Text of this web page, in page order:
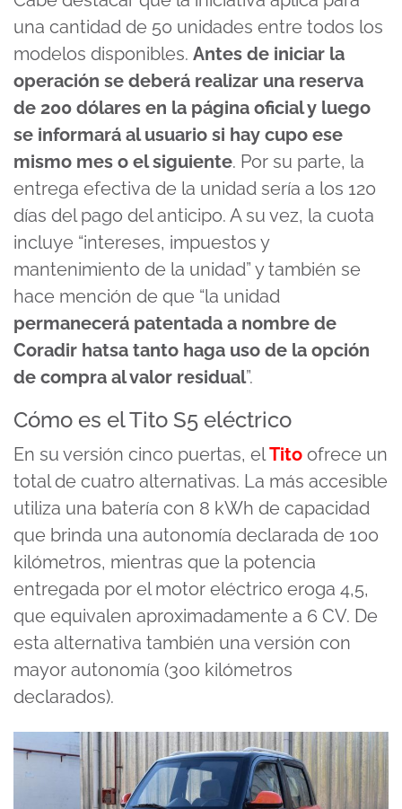
una cantidad de 50 unidades entre todos los
modelos disponibles. Antes de iniciar la
operación se deberá realizar una reserva
de 200 dólares en la página oficial y luego
se informará al usuario si hay cupo ese
mismo mes o el siguiente. Por su parte, la
entrega efectiva de la unidad sería a los 120
días del pago del anticipo. A su vez, la cuota
incluye “intereses, impuestos y
mantenimiento de la unidad” y también se
hace mención de que “la unidad
permanecerá patentada a nombre de
Coradir hatsa tanto haga uso de la opción
de compra al valor residual”.
Cómo es el Tito S5 eléctrico
En su versión cinco puertas, elTito ofrece un
total de cuatro alternativas. La más accesible
utiliza una batería con 8 kWh de capacidad
que brinda una autonomía declarada de 100
kilómetros, mientras que la potencia
entregada por el motor eléctrico eroga 4,5,
que equivalen aproximadamente a 6 CV. De
esta alternativa también una versión con
mayor autonomía (300 kilómetros
declarados).